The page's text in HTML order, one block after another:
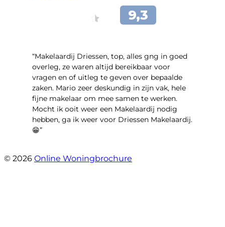
“Makelaardij Driessen, top, alles gng in goed
overleg, ze waren altijd bereikbaar voor
vragen en of uitleg te geven over bepaalde
zaken. Mario zeer deskundig in zijn vak, hele
fijne makelaar om mee samen te werken.
Mocht ik ooit weer een Makelaardij nodig
hebben, ga ik weer voor Driessen Makelaardij.
😁”
© 2026 Online Woningbrochure